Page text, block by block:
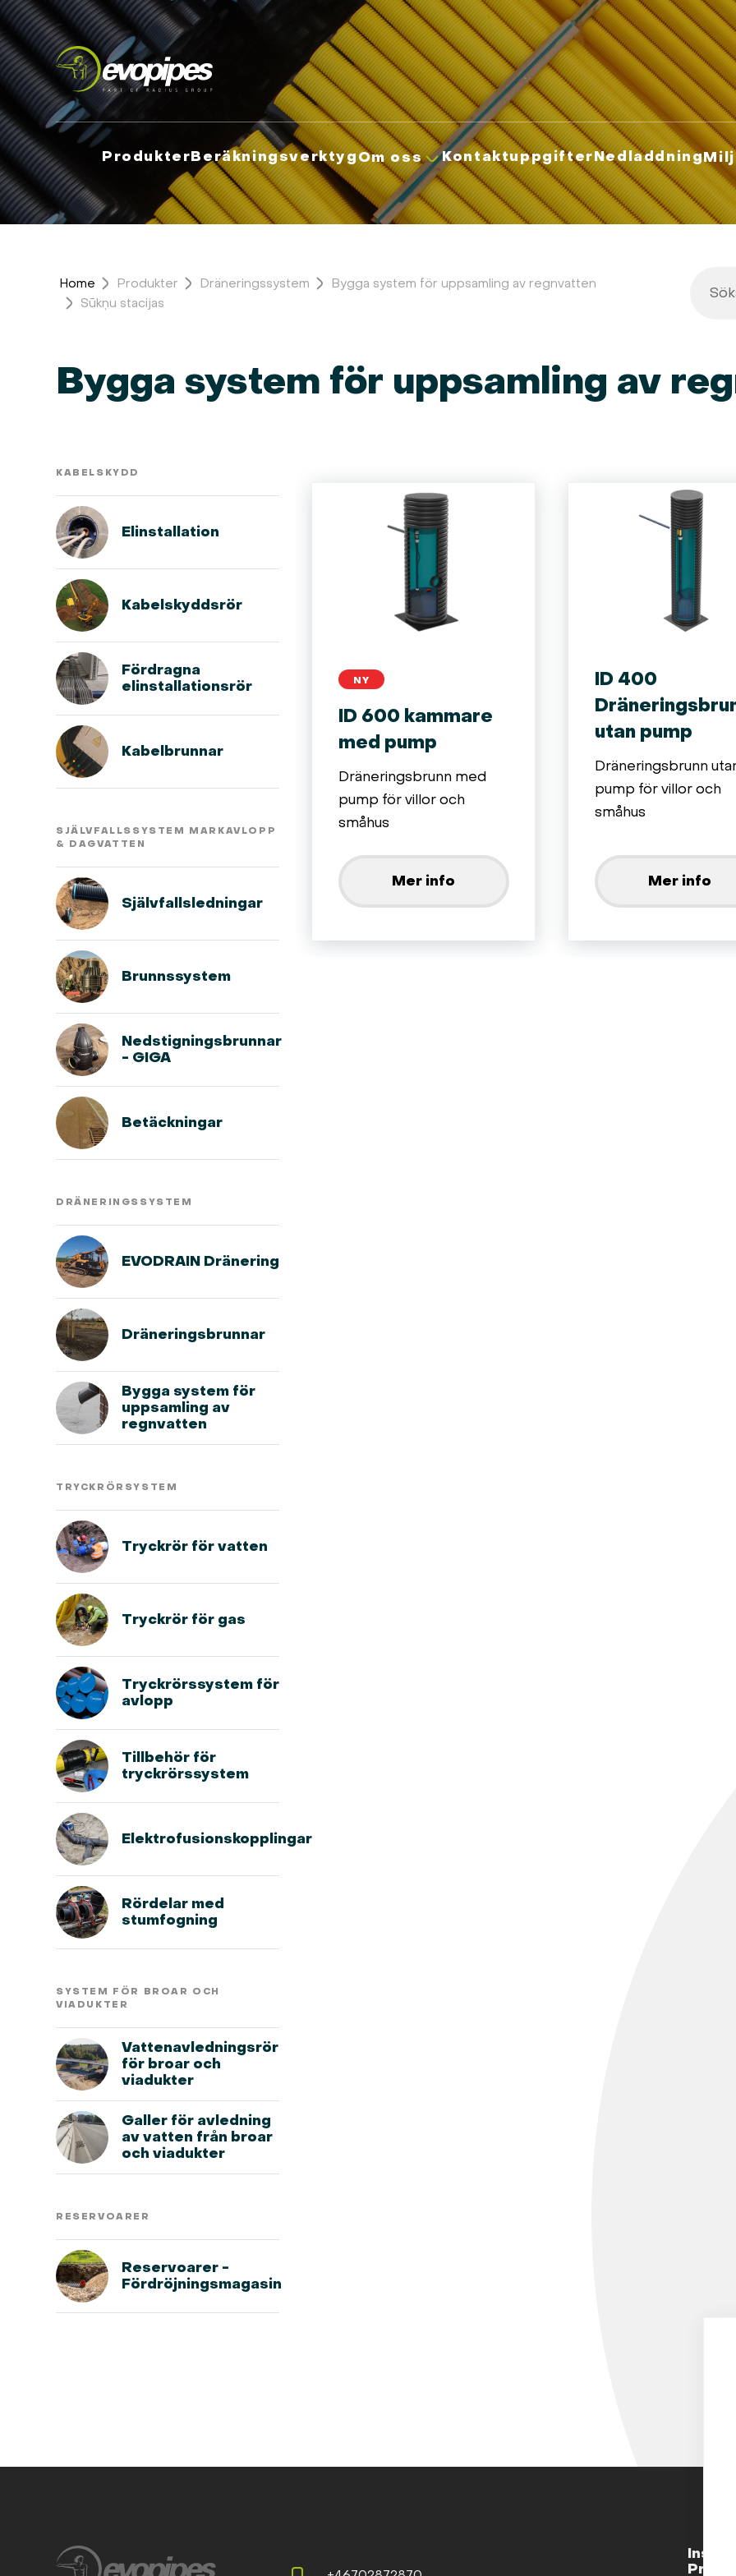
ProdukterBeräkningsverktygOm oss KontaktuppgifterNedladdning
Home Produkter Dräneringssystem
Bygga system för uppsamling av regnvatten
Sūkņu stacijas
Bygga system för uppsamling av
KABELSKYDD
Elinstallation
Kabelskyddsrör
Fördragna
elinstallationsrör
Kabelbrunnar
SJÄLVFALLSSYSTEM MARKAVLOPP
& DAGVATTEN
Självfallsledningar
Brunnssystem
Nedstigningsbrunnar
- GIGA
Betäckningar
DRÄNERINGSSYSTEM
EVODRAIN Dränering
Dräneringsbrunnar
Bygga system för
uppsamling av
regnvatten
TRYCKRÖRSYSTEM
Tryckrör för vatten
Tryckrör för gas
Tryckrörssystem för
avlopp
Tillbehör för
tryckrörssystem
Elektrofusionskopplingar
Rördelar med
stumfogning
SYSTEM FÖR BROAR OCH
VIADUKTER
Vattenavledningsrör
för broar och
viadukter
Galler för avledning
av vatten från broar
och viadukter
RESERVOARER
Reservoarer -
Fördröjningsmagasin
NY
ID 600 kammare
med pump
Dräneringsbrunn med
pump för villor och
småhus
Mer info
ID 400
utan pump
Dräneringsbrunn
pump för villor och
småhus
Mer info